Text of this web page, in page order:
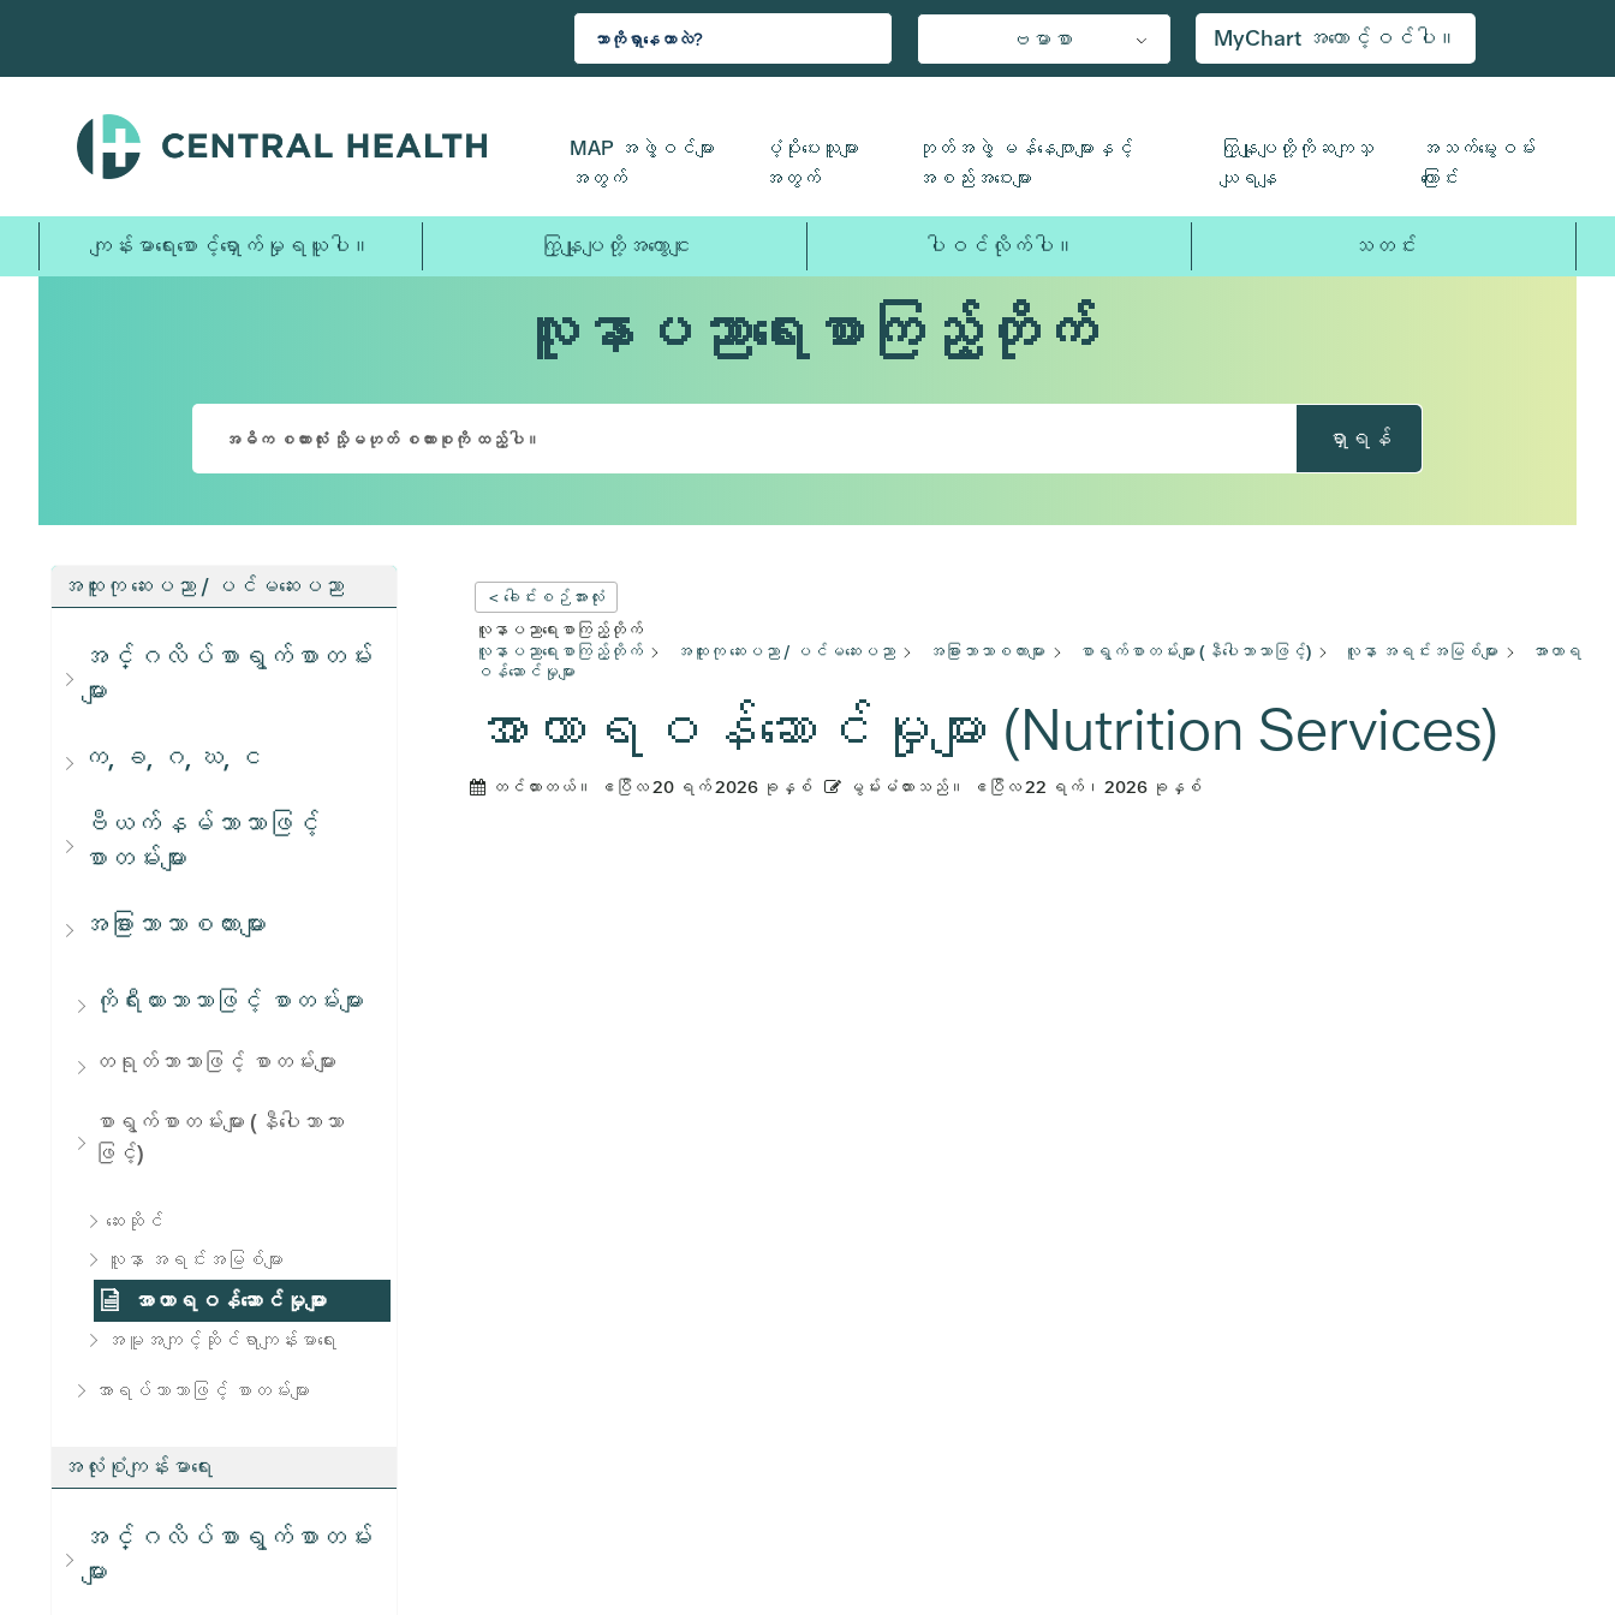
သို့
ပါ။
ဗမာစာ MyChart အကောင့်ဝင်ပါ။
MAP အဖွဲ့ဝင်များ
အတွက်
ပံ့ပိုးပေးသူများ
အတွက်
ဘုတ်အဖွဲ့ မန်နေဂျာများနှင့်
အစည်းအဝေးများ
ကြှနျုပျတို့ကိုဆကျသှ
ယျရနျ
အသက်မွေးဝမ်း
ကြောင်း
ကျန်းမာရေးစောင့်ရှောက်မှုရယူပါ။ ကြှနျုပျတို့အကွောငျး ပါဝင်လိုက်ပါ။ သတင်း
လူနာပညာရေးစာကြည့်တိုက်
ရှာရန်
အထူးကု ဆေးပညာ / ပင်မဆေးပညာ
အင်္ဂလိပ်စာရွက်စာတမ်း
များ
က, ခ, ဂ, ဃ, င
ဗီယက်နမ်ဘာသာဖြင့်
စာတမ်းများ
အခြားဘာသာစကားများ
ကိုရီးယားဘာသာဖြင့် စာတမ်းများ
တရုတ်ဘာသာဖြင့် စာတမ်းများ
စာရွက်စာတမ်းများ (နီပေါဘာသာ
ဖြင့်)
ဆေးဆိုင်
လူနာ အရင်းအမြစ်များ
အာဟာရဝန်ဆောင်မှုများ
အမူအကျင့်ဆိုင်ရာကျန်းမာရေး
အာရပ်ဘာသာဖြင့် စာတမ်းများ
အလုံးစုံကျန်းမာရေး
အင်္ဂလိပ်စာရွက်စာတမ်း
များ
< ခေါင်းစဉ်အားလုံး
လူနာပညာရေးစာကြည့်တိုက်
လူနာပညာရေးစာကြည့်တိုက်
အထူးကု ဆေးပညာ / ပင်မဆေးပညာ အခြားဘာသာစကားများ စာရွက်စာတမ်းများ (နီပေါဘာသာဖြင့်) လူနာ အရင်းအမြစ်များ
အာဟာရ
ဝန်ဆောင်မှုများ
အာဟာရဝန်ဆောင်မှုများ (Nutrition Services)
တင်ထားတယ်။ ဧပြီလ 20 ရက် 2026 ခုနှစ် မွမ်းမံထားသည်။ ဧပြီလ 22 ရက်၊ 2026 ခုနှစ်